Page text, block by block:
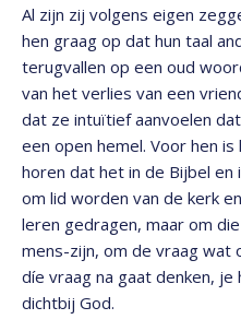
Al zijn zij volgens eigen
hen graag op dat hun taal
terugvallen op een oud
van het verlies van een
dat ze intuïtief aanvoelen
een open hemel. Voor hen is
horen dat het in de Bijbel en
om lid worden van de kerk
leren gedragen, maar om
mens-zijn, om de vraag wat
díe vraag na gaat denken,
dichtbij God.